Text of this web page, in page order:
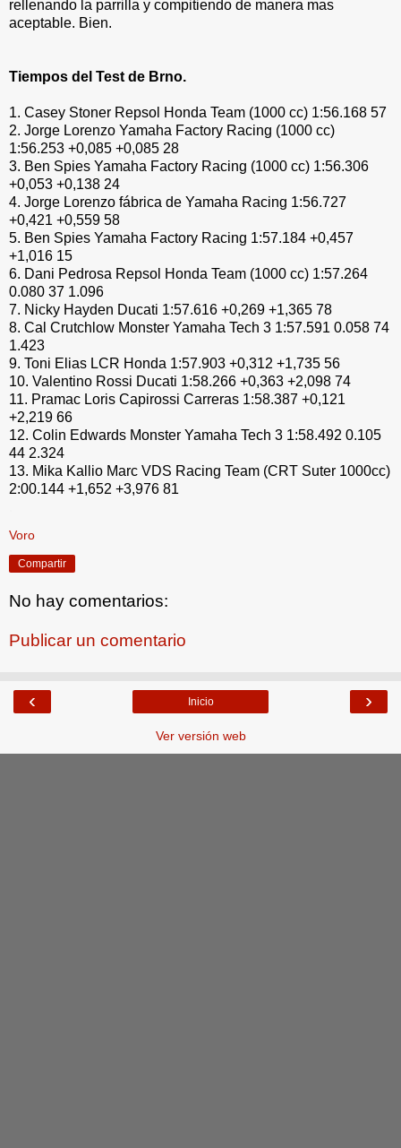
rellenando la parrilla y compitiendo de manera mas
aceptable. Bien.
Tiempos del Test de Brno.
1. Casey Stoner Repsol Honda Team (1000 cc) 1:56.168 57
2. Jorge Lorenzo Yamaha Factory Racing (1000 cc)
1:56.253 +0,085 +0,085 28
3. Ben Spies Yamaha Factory Racing (1000 cc) 1:56.306
+0,053 +0,138 24
4. Jorge Lorenzo fábrica de Yamaha Racing 1:56.727
+0,421 +0,559 58
5. Ben Spies Yamaha Factory Racing 1:57.184 +0,457
+1,016 15
6. Dani Pedrosa Repsol Honda Team (1000 cc) 1:57.264
0.080 37 1.096
7. Nicky Hayden Ducati 1:57.616 +0,269 +1,365 78
8. Cal Crutchlow Monster Yamaha Tech 3 1:57.591 0.058 74
1.423
9. Toni Elias LCR Honda 1:57.903 +0,312 +1,735 56
10. Valentino Rossi Ducati 1:58.266 +0,363 +2,098 74
11. Pramac Loris Capirossi Carreras 1:58.387 +0,121
+2,219 66
12. Colin Edwards Monster Yamaha Tech 3 1:58.492 0.105
44 2.324
13. Mika Kallio Marc VDS Racing Team (CRT Suter 1000cc)
2:00.144 +1,652 +3,976 81
Voro
Compartir
No hay comentarios:
Publicar un comentario
‹ ›
Inicio
Ver versión web